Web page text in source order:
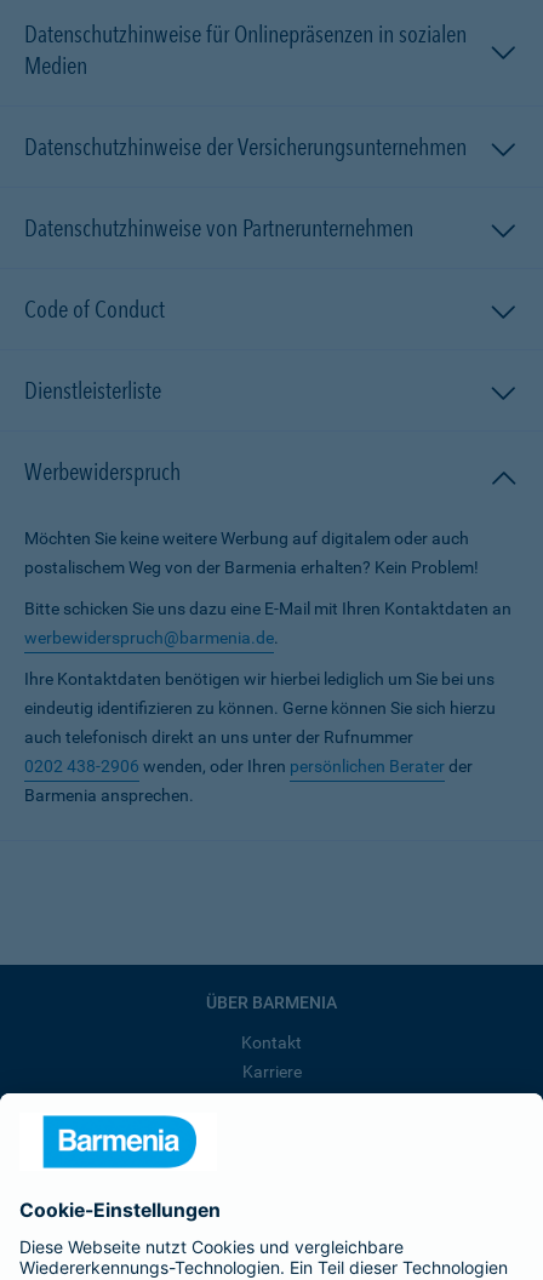
Datenschutzhinweise für Onlinepräsenzen in sozialen
Medien
Datenschutzhinweise der Versicherungsunternehmen
Datenschutzhinweise von Partnerunternehmen
Code of Conduct
Dienstleisterliste
Werbewiderspruch
Möchten Sie keine weitere Werbung auf digitalem oder auch
postalischem Weg von der Barmenia erhalten? Kein Problem!
Bitte schicken Sie uns dazu eine E-Mail mit Ihren Kontaktdaten an
werbewiderspruch@barmenia.de.
Ihre Kontaktdaten benötigen wir hierbei lediglich um Sie bei uns
eindeutig identifizieren zu können. Gerne können Sie sich hierzu
auch telefonisch direkt an uns unter der Rufnummer
0202 438-2906 wenden, oder Ihren persönlichen Beraterder
Barmenia ansprechen.
ÜBER BARMENIA
Kontakt
Karriere
Barmenia ist Teil der BarmeniaGothaer
BELIEBTE SEITEN